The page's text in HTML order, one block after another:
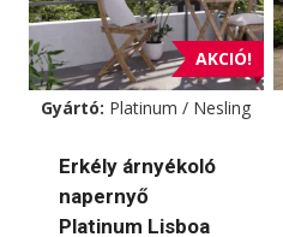
AKCIÓ!
Gyártó: Platinum / Nesling
Erkély árnyékoló
napernyő
Platinum Lisboa